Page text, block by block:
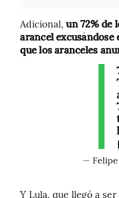
Adicional,un 72% de
arancel
que los aranceles
—
Y Lula, que llegó a